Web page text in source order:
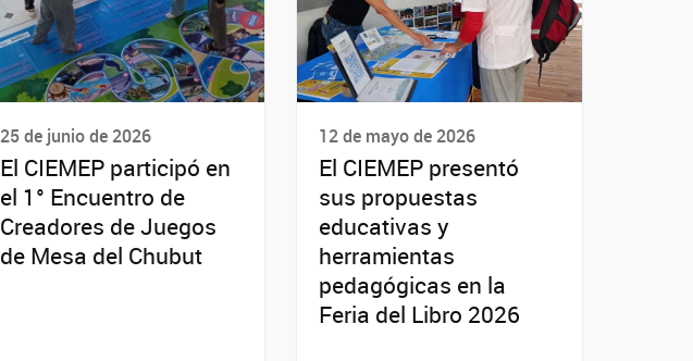
25 de junio de 2026
El CIEMEP participó en
el 1° Encuentro de
Creadores de Juegos
de Mesa del Chubut
12 de mayo de 2026
El CIEMEP presentó
sus propuestas
educativas y
herramientas
pedagógicas en la
Feria del Libro 2026